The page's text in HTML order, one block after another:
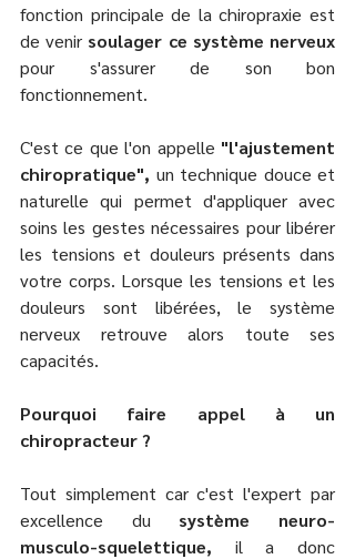
fonction principale de la chiropraxie est
de venir soulager ce système nerveux
pour s'assurer de son bon
fonctionnement.
C'est ce que l'on appelle "l'ajustement
chiropratique", un technique douce et
naturelle qui permet d'appliquer avec
soins les gestes nécessaires pour libérer
les tensions et douleurs présents dans
votre corps. Lorsque les tensions et les
douleurs sont libérées, le système
nerveux retrouve alors toute ses
capacités.
Pourquoi faire appel à un
chiropracteur ?
Tout simplement car c'est l'expert par
excellence du système neuro-
musculo-squelettique, il a donc